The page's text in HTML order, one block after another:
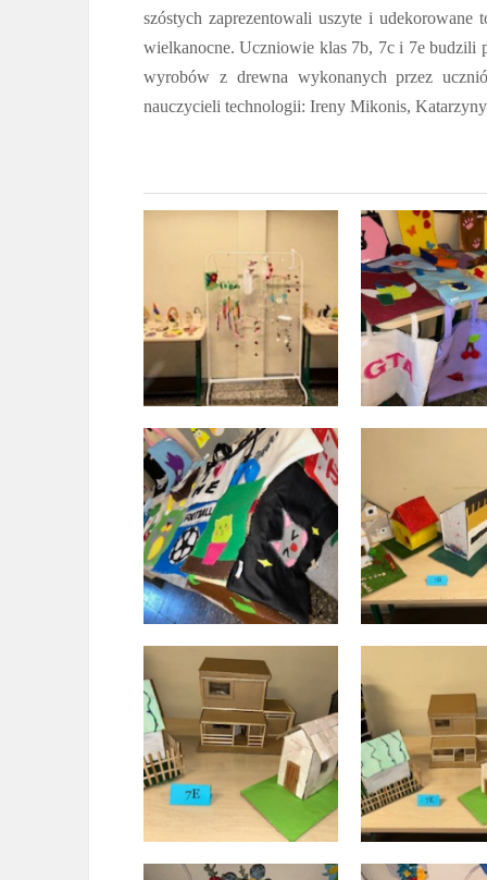
szóstych zaprezentowali uszyte i
wielkanocne. Uczniowie klas 7b, 7c i 7e budzili
wyrobów z drewna wykonanych przez
nauczycieli technologii: Ireny Mikonis,